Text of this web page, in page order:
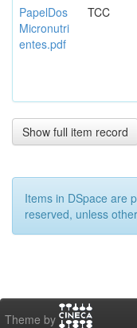
PapelDos
Micronutri
entes.pdf
TCC
Show full item record
Items in DSpace are
reserved, unless
Theme by